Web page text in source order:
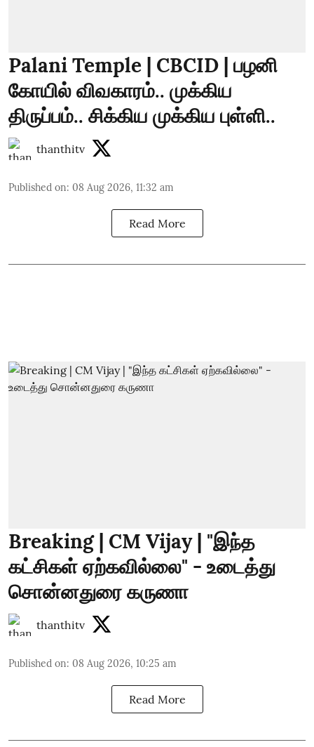
Palani Temple | CBCID | பழனி
கோயில் விவகாரம்.. முக்கிய
திருப்பம்.. சிக்கிய முக்கிய புள்ளி..
thanthitv
Published on: 08 Aug 2026, 11:32 am
Read More
Breaking | CM Vijay | "இந்த
கட்சிகள் ஏற்கவில்லை" - உடைத்து
சொன்னதுரை கருணா
thanthitv
Published on: 08 Aug 2026, 10:25 am
Read More